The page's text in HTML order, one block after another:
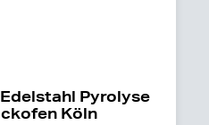
Pyrolyse
Köln